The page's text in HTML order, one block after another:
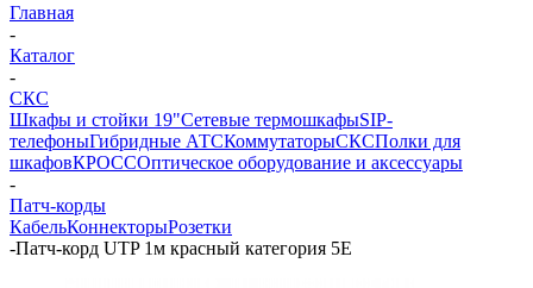
Главная
-
Каталог
-
СКС
Шкафы и стойки 19"Сетевые термошкафыSIP-
телефоныГибридные АТСКоммутаторыСКСПолки для
шкафовКРОССОптическое оборудование и аксессуары
-
Патч-корды
КабельКоннекторыРозетки
-Патч-корд UTP 1м красный категория 5Е